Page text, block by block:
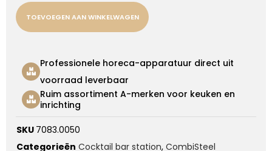
TOEVOEGEN AAN WINKELWAGEN
Professionele horeca-apparatuur direct uit
voorraad leverbaar
Ruim assortiment A-merken voor keuken en
inrichting
SKU 7083.0050
Categorieën Cocktail bar station, CombiSteel